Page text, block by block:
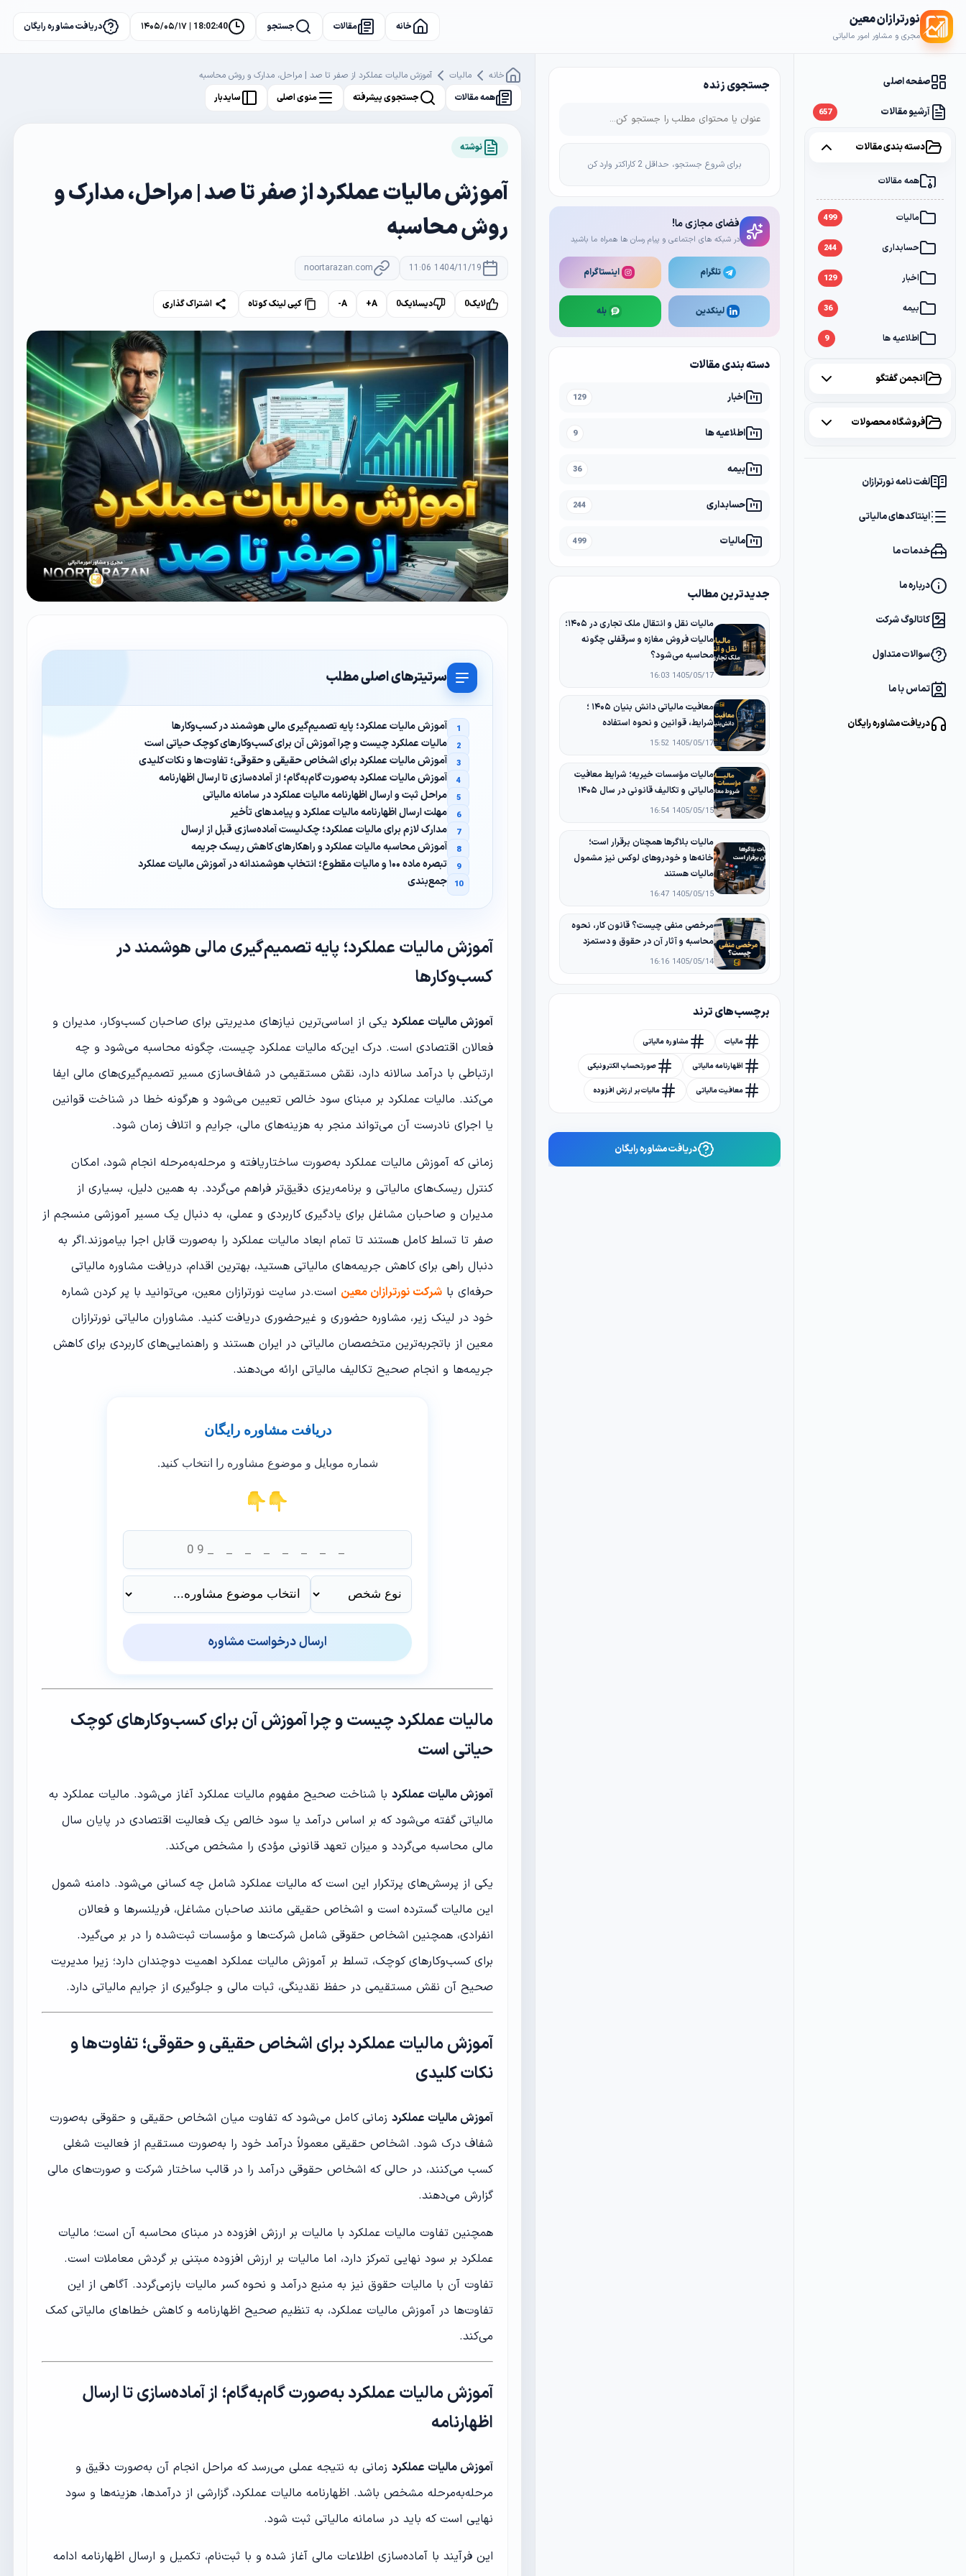
نورترازان معین
مجری و مشاور امور مالیاتی
خانه مقالات جستجو 18:02:41 | ۱۴۰۵/۰۵/۱۷ دریافت مشاوره رایگان
صفحه اصلی
آرشیو مقالات 657
دسته بندی مقالات
همه مقالات
مالیات 499
حسابداری 244
اخبار 129
بیمه 36
اطلاعیه ها 9
انجمن گفتگو
سامانه مودیان
بانک
فروشگاه محصولات
پکیج DVD آموزشی
کتاب ها
فایل های دانلودی
لغت نامه نورترازان
اینتاکدهای مالیاتی
خدمات ما
درباره ما
کاتالوگ شرکت
سوالات متداول
تماس با ما
دریافت مشاوره رایگان
جستجوی زنده
برای شروع جستجو، حداقل 2 کاراکتر وارد کن
فضای مجازی ما!
در شبکه های اجتماعی و پیام رسان ها همراه ما باشید
تلگرام اینستاگرام
لینکدین بله
دسته بندی مقالات
اخبار 129
اطلاعیه ها 9
بیمه 36
حسابداری 244
مالیات 499
جدیدترین مطالب
مالیات نقل و انتقال ملک تجاری در ۱۴۰۵؛
مالیات فروش مغازه و سرقفلی چگونه
محاسبه می‌شود؟
1405/05/17 16:03
معافیت مالیاتی دانش‌ بنیان ۱۴۰۵ ؛
شرایط، قوانین و نحوه استفاده
1405/05/17 15:52
مالیات مؤسسات خیریه؛ شرایط معافیت
مالیاتی و تکالیف قانونی در سال ۱۴۰۵
1405/05/15 16:54
مالیات بلاگرها همچنان برقرار است؛
خانه‌ها و خودروهای لوکس نیز مشمول
مالیات هستند
1405/05/15 16:47
مرخصی منفی چیست؟ قانون کار، نحوه
محاسبه و آثار آن در حقوق و دستمزد
1405/05/14 16:16
برچسب های ترند
مالیات مشاوره مالیاتی
اظهارنامه مالیاتی صورتحساب الکترونیکی
معافیت مالیاتی مالیات بر ارزش افزوده
دریافت مشاوره رایگان
خانه مالیات
آموزش مالیات عملکرد از صفر تا صد | مراحل، مدارک و روش محاسبه
همه مقالات
جستجوی پیشرفته منوی اصلی سایدبار
نوشته
آموزش مالیات عملکرد از صفر تا صد | مراحل، مدارک و
روش محاسبه
1404/11/19 11:06
noortarazan.com
لایک0 دیسلایک0
A+
A- کپی لینک کوتاه اشتراک گذاری
سرتیترهای اصلی مطلب
آموزش مالیات عملکرد؛ پایه تصمیم‌گیری مالی هوشمند در کسب‌وکارها
مالیات عملکرد چیست و چرا آموزش آن برای کسب‌وکارهای کوچک حیاتی است
آموزش مالیات عملکرد برای اشخاص حقیقی و حقوقی؛ تفاوت‌ها و نکات کلیدی
آموزش مالیات عملکرد به‌صورت گام‌به‌گام؛ از آماده‌سازی تا ارسال اظهارنامه
مراحل ثبت و ارسال اظهارنامه مالیات عملکرد در سامانه مالیاتی
مهلت ارسال اظهارنامه مالیات عملکرد و پیامدهای تأخیر
مدارک لازم برای مالیات عملکرد؛ چک‌لیست آماده‌سازی قبل از ارسال
آموزش محاسبه مالیات عملکرد و راهکارهای کاهش ریسک جریمه
تبصره ماده ۱۰۰ و مالیات مقطوع؛ انتخاب هوشمندانه در آموزش مالیات عملکرد
جمع‌بندی
آموزش مالیات عملکرد؛ پایه تصمیم‌گیری مالی هوشمند در
کسب‌وکارها
آموزش مالیات عملکرد یکی از اساسی‌ترین نیازهای مدیریتی برای صاحبان کسب‌وکار، مدیران و
فعالان اقتصادی است. درک این‌که مالیات عملکرد چیست، چگونه محاسبه می‌شود و چه
ارتباطی با درآمد سالانه دارد، نقش مستقیمی در شفاف‌سازی مسیر تصمیم‌گیری‌های مالی ایفا
می‌کند. مالیات عملکرد بر مبنای سود خالص تعیین می‌شود و هرگونه خطا در شناخت قوانین
یا اجرای نادرست آن می‌تواند منجر به هزینه‌های مالی، جرایم و اتلاف زمان شود.
زمانی که آموزش مالیات عملکرد به‌صورت ساختاریافته و مرحله‌به‌مرحله انجام شود، امکان
کنترل ریسک‌های مالیاتی و برنامه‌ریزی دقیق‌تر فراهم می‌گردد. به همین دلیل، بسیاری از
مدیران و صاحبان مشاغل برای یادگیری کاربردی و عملی، به دنبال یک مسیر آموزشی منسجم از
صفر تا تسلط کامل هستند تا تمام ابعاد مالیات عملکرد را به‌صورت قابل اجرا بیاموزند.اگر به
دنبال راهی برای کاهش جریمه‌های مالیاتی هستید، بهترین اقدام، دریافت مشاوره مالیاتی
حرفه‌ای با شرکت نورترازان معین است.در سایت نورترازان معین، می‌توانید با پر کردن شماره
خود در لینک زیر، مشاوره حضوری و غیرحضوری دریافت کنید. مشاوران مالیاتی نورترازان
معین از با‌تجربه‌ترین متخصصان مالیاتی در ایران هستند و راهنمایی‌های کاربردی برای کاهش
جریمه‌ها و انجام صحیح تکالیف مالیاتی ارائه می‌دهند.
دریافت مشاوره رایگان
شماره موبایل و موضوع مشاوره را انتخاب کنید.
ارسال درخواست مشاوره
مالیات عملکرد چیست و چرا آموزش آن برای کسب‌وکارهای کوچک
حیاتی است
آموزش مالیات عملکرد با شناخت صحیح مفهوم مالیات عملکرد آغاز می‌شود. مالیات عملکرد به
مالیاتی گفته می‌شود که بر اساس درآمد یا سود خالص یک فعالیت اقتصادی در پایان سال
مالی محاسبه می‌گردد و میزان تعهد قانونی مؤدی را مشخص می‌کند.
یکی از پرسش‌های پرتکرار این است که مالیات عملکرد شامل چه کسانی می‌شود. دامنه شمول
این مالیات گسترده است و اشخاص حقیقی مانند صاحبان مشاغل، فریلنسرها و فعالان
انفرادی، همچنین اشخاص حقوقی شامل شرکت‌ها و مؤسسات ثبت‌شده را در بر می‌گیرد.
برای کسب‌وکارهای کوچک، تسلط بر آموزش مالیات عملکرد اهمیت دوچندان دارد؛ زیرا مدیریت
صحیح آن نقش مستقیمی در حفظ نقدینگی، ثبات مالی و جلوگیری از جرایم مالیاتی دارد.
آموزش مالیات عملکرد برای اشخاص حقیقی و حقوقی؛ تفاوت‌ها و
نکات کلیدی
آموزش مالیات عملکرد زمانی کامل می‌شود که تفاوت میان اشخاص حقیقی و حقوقی به‌صورت
شفاف درک شود. اشخاص حقیقی معمولاً درآمد خود را به‌صورت مستقیم از فعالیت شغلی
کسب می‌کنند، در حالی که اشخاص حقوقی درآمد را در قالب ساختار شرکت و صورت‌های مالی
گزارش می‌دهند.
همچنین تفاوت مالیات عملکرد با مالیات بر ارزش افزوده در مبنای محاسبه آن است؛ مالیات
عملکرد بر سود نهایی تمرکز دارد، اما مالیات بر ارزش افزوده مبتنی بر گردش معاملات است.
تفاوت آن با مالیات حقوق نیز به منبع درآمد و نحوه کسر مالیات بازمی‌گردد. آگاهی از این
تفاوت‌ها در آموزش مالیات عملکرد، به تنظیم صحیح اظهارنامه و کاهش خطاهای مالیاتی کمک
می‌کند.
آموزش مالیات عملکرد به‌صورت گام‌به‌گام؛ از آماده‌سازی تا ارسال
اظهارنامه
آموزش مالیات عملکرد زمانی به نتیجه عملی می‌رسد که مراحل انجام آن به‌صورت دقیق و
مرحله‌به‌مرحله مشخص باشد. اظهارنامه مالیات عملکرد، گزارشی از درآمدها، هزینه‌ها و سود
نهایی است که باید در سامانه مالیاتی ثبت شود.
این فرآیند با آماده‌سازی اطلاعات مالی آغاز شده و با ثبت‌نام، تکمیل و ارسال اظهارنامه ادامه